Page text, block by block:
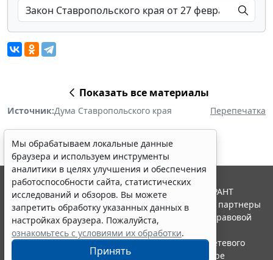
Показать все материалы
Источник:Дума Ставропольского края Перепечатка
Мы обрабатываем локальные данные
браузера и используем инструменты
аналитики в целях улучшения и обеспечения
работоспособности сайта, статистических
исследований и обзоров. Вы можете
запретить обработку указанных данных в
настройках браузера. Пожалуйста,
ознакомьтесь с условиями их обработки.
Принять
© ООО "НПП "ГАРАНТ-СЕРВИС", 2026. Система ГАРАНТ
выпускается с 1990 года. Компания "Гарант" и ее партнеры
являются участниками Российской ассоциации правовой
информации ГАРАНТ.
Портал ГАРАНТ.РУ зарегистрирован в качестве сетевого
издания Федеральной службой по надзору в сфере